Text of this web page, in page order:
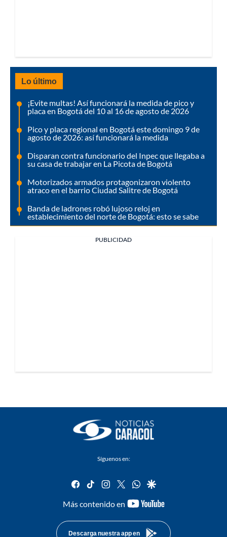
Lo último
¡Evite multas! Así funcionará la medida de pico y
placa en Bogotá del 10 al 16 de agosto de 2026
Pico y placa regional en Bogotá este domingo 9 de
agosto de 2026: así funcionará la medida
Disparan contra funcionario del Inpec que llegaba a
su casa de trabajar en La Picota de Bogotá
Motorizados armados protagonizaron violento
atraco en el barrio Ciudad Salitre de Bogotá
Banda de ladrones robó lujoso reloj en
establecimiento del norte de Bogotá: esto se sabe
PUBLICIDAD
Síguenos en:
facebook
tiktok instagram
twitterwhatsapp
google
Más contenido en
youtube-
Descarga nuestra app en